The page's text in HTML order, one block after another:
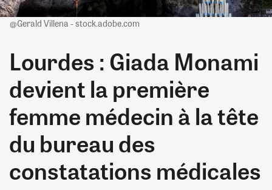
@Gerald Villena - stock.adobe.com
Lourdes : Giada Monami
devient la première
femme médecin à la tête
du bureau des
constatations médicales